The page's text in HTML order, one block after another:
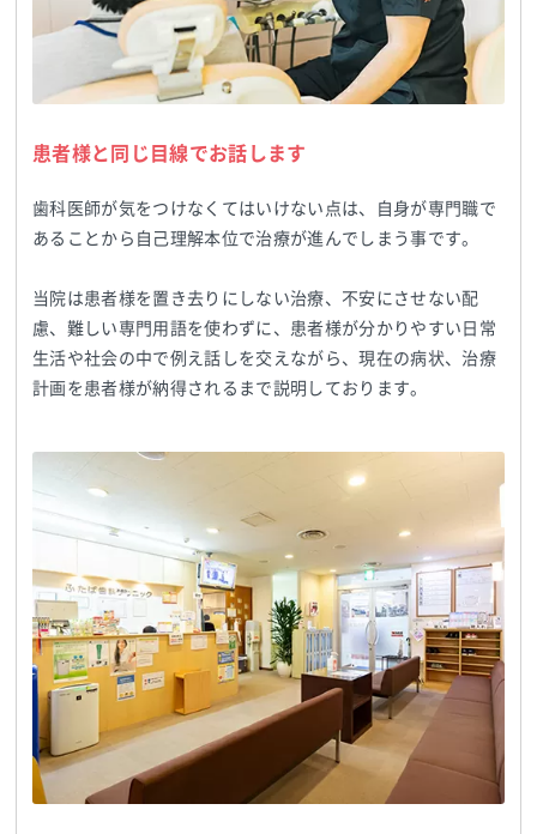
患者様と同じ目線でお話します
歯科医師が気をつけなくてはいけない点は、自身が専門職で
あることから自己理解本位で治療が進んでしまう事です。
当院は患者様を置き去りにしない治療、不安にさせない配
慮、難しい専門用語を使わずに、患者様が分かりやすい日常
生活や社会の中で例え話しを交えながら、現在の病状、治療
計画を患者様が納得されるまで説明しております。